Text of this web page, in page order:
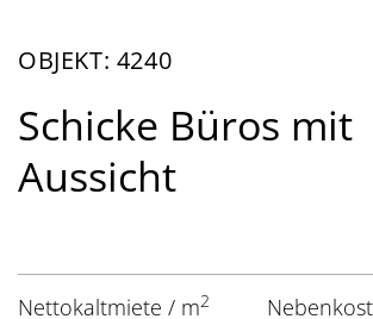
OBJEKT: 4240
Schicke Büros mit
Aussicht
Nettokaltmiete / m2